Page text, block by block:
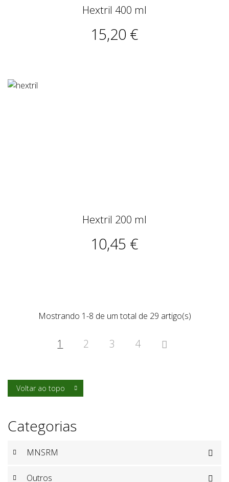
Categorias
MNSRM 
Outros 
Hextril 400 ml
15,20 €
Hextril 200 ml
10,45 €
Mostrando 1-8 de um total de 29 artigo(s)
1 2 3 4 
Voltar ao topo 